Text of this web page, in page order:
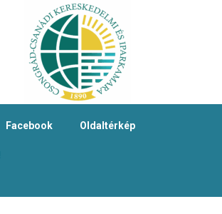
Facebook Oldaltérkép